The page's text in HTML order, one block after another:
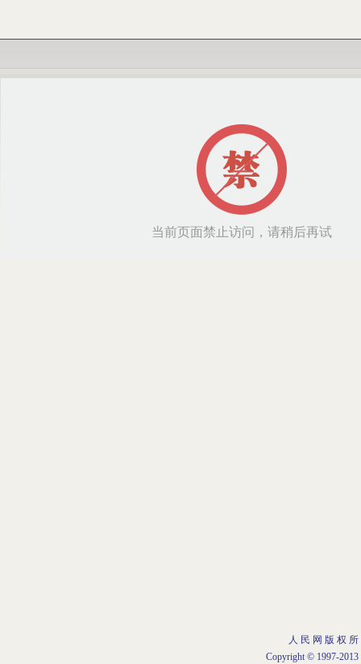
人 民 网 版 权
Copyright © 1997-2013